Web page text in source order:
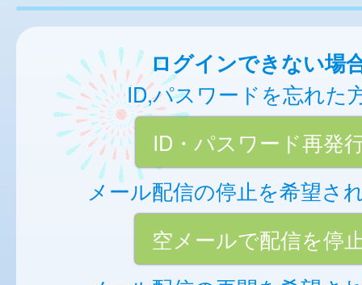
ログインできない場
ID,パスワードを忘れた
ID・パスワード再発
メール配信の停止を希望さ
空メールで配信を停